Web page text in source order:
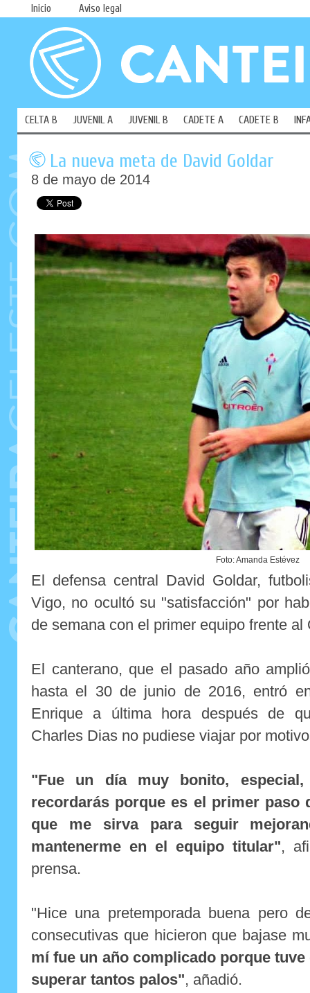
Inicio Aviso legal
CELTA B JUVENIL A JUVENIL B CADETE A CADETE B
La nueva meta de David Goldar
8 de mayo de 2014
Foto: Amanda Estévez
El defensa central David Goldar,
Vigo, no ocultó su "satisfacción" por
de semana con el primer equipo frente al
El canterano, que el pasado año
hasta el 30 de junio de 2016, entró
Enrique a última hora después de
Charles Dias no pudiese viajar por
"Fue un día muy bonito,
recordarás porque es el primer paso
que me sirva para seguir
mantenerme en el equipo titular",
prensa.
"Hice una pretemporada buena pero
consecutivas que hicieron que bajase
mí fue un año complicado porque
superar tantos palos", añadió.